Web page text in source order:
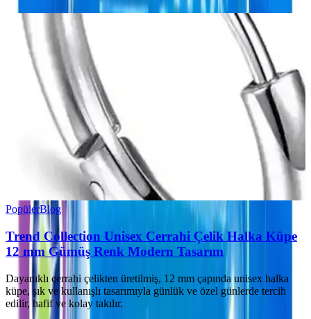
PopülerBlog
Trend Collection Unisex Cerrahi Çelik Halka Küpe
12 mm Gümüş Renk Modern Tasarım
Dayanıklı cerrahi çelikten üretilmiş, 12 mm çapında unisex halka
küpe, şık ve kullanışlı tasarımıyla günlük ve özel günlerde tercih
edilir, hafif ve kolay takılır.